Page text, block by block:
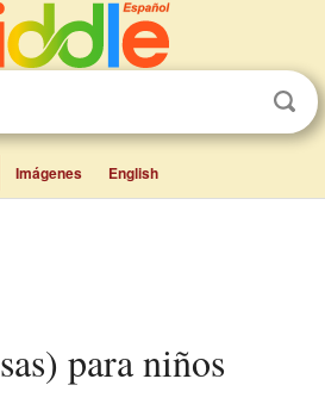
Imágenes English
para niños